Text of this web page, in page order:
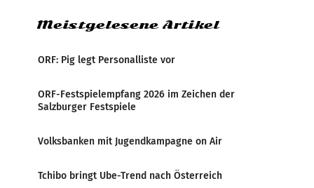
Meistgelesene Artikel
ORF: Pig legt Personalliste vor
ORF-Festspielempfang 2026 im Zeichen der
Salzburger Festspiele
Volksbanken mit Jugendkampagne on Air
Tchibo bringt Ube-Trend nach Österreich